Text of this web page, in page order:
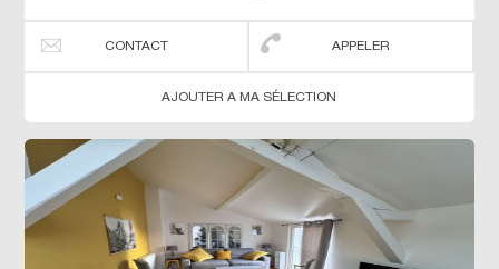
CONTACT APPELER
AJOUTER A MA SÉLECTION